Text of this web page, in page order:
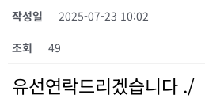
작성일
2025-07-23 10:02
조회
49
유선연락드리겠습니다 ./